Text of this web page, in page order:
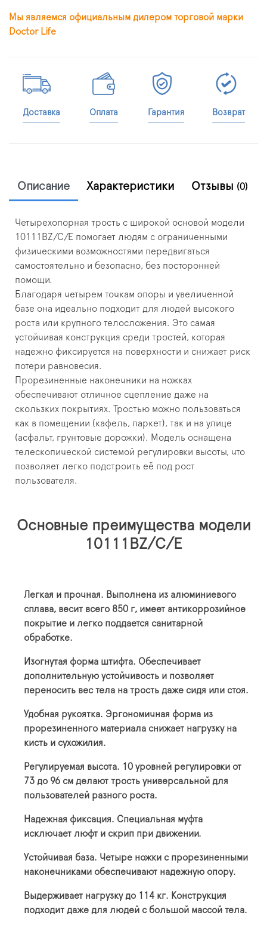
Мы являемся официальным дилером торговой марки
Doctor Life
Доставка Оплата Гарантия Возврат
Описание Характеристики Отзывы (0)
Четырехопорная трость с широкой основой модели
10111BZ/C/E помогает людям с ограниченными
физическими возможностями передвигаться
самостоятельно и безопасно, без посторонней
помощи.
Благодаря четырем точкам опоры и увеличенной
базе она идеально подходит для людей высокого
роста или крупного телосложения. Это самая
устойчивая конструкция среди тростей, которая
надежно фиксируется на поверхности и снижает риск
потери равновесия.
Прорезиненные наконечники на ножках
обеспечивают отличное сцепление даже на
скользких покрытиях. Тростью можно пользоваться
как в помещении (кафель, паркет), так и на улице
(асфальт, грунтовые дорожки). Модель оснащена
телескопической системой регулировки высоты, что
позволяет легко подстроить её под рост
пользователя.
Основные преимущества модели
10111BZ/C/E
Легкая и прочная. Выполнена из алюминиевого
сплава, весит всего 850 г, имеет антикоррозийное
покрытие и легко поддается санитарной
обработке.
Изогнутая форма штифта. Обеспечивает
дополнительную устойчивость и позволяет
переносить вес тела на трость даже сидя или стоя.
Удобная рукоятка. Эргономичная форма из
прорезиненного материала снижает нагрузку на
кисть и сухожилия.
Регулируемая высота. 10 уровней регулировки от
73 до 96 см делают трость универсальной для
пользователей разного роста.
Надежная фиксация. Специальная муфта
исключает люфт и скрип при движении.
Устойчивая база. Четыре ножки с прорезиненными
наконечниками обеспечивают надежную опору.
Выдерживает нагрузку до 114 кг. Конструкция
подходит даже для людей с большой массой тела.